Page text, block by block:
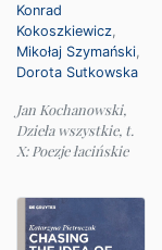
Konrad
Kokoszkiewicz,
Mikołaj Szymański,
Dorota Sutkowska
Jan Kochanowski,
Dzieła wszystkie, t.
X: Poezje łacińskie